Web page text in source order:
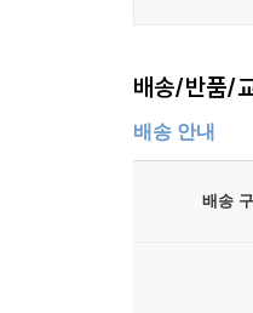
세상을 바라
마지막으로
날카로운 통
“자연은 생
배송/반품/
배송 안내
배송